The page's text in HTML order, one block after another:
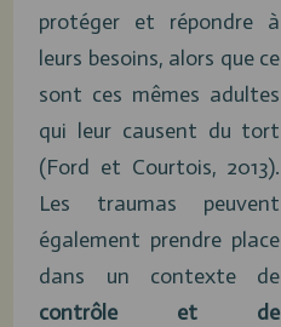
protéger et répondre à
leurs besoins, alors que ce
sont ces mêmes adultes
qui leur causent du tort
(Ford et Courtois, 2013).
Les traumas peuvent
également prendre place
dans un contexte de
contrôle et de